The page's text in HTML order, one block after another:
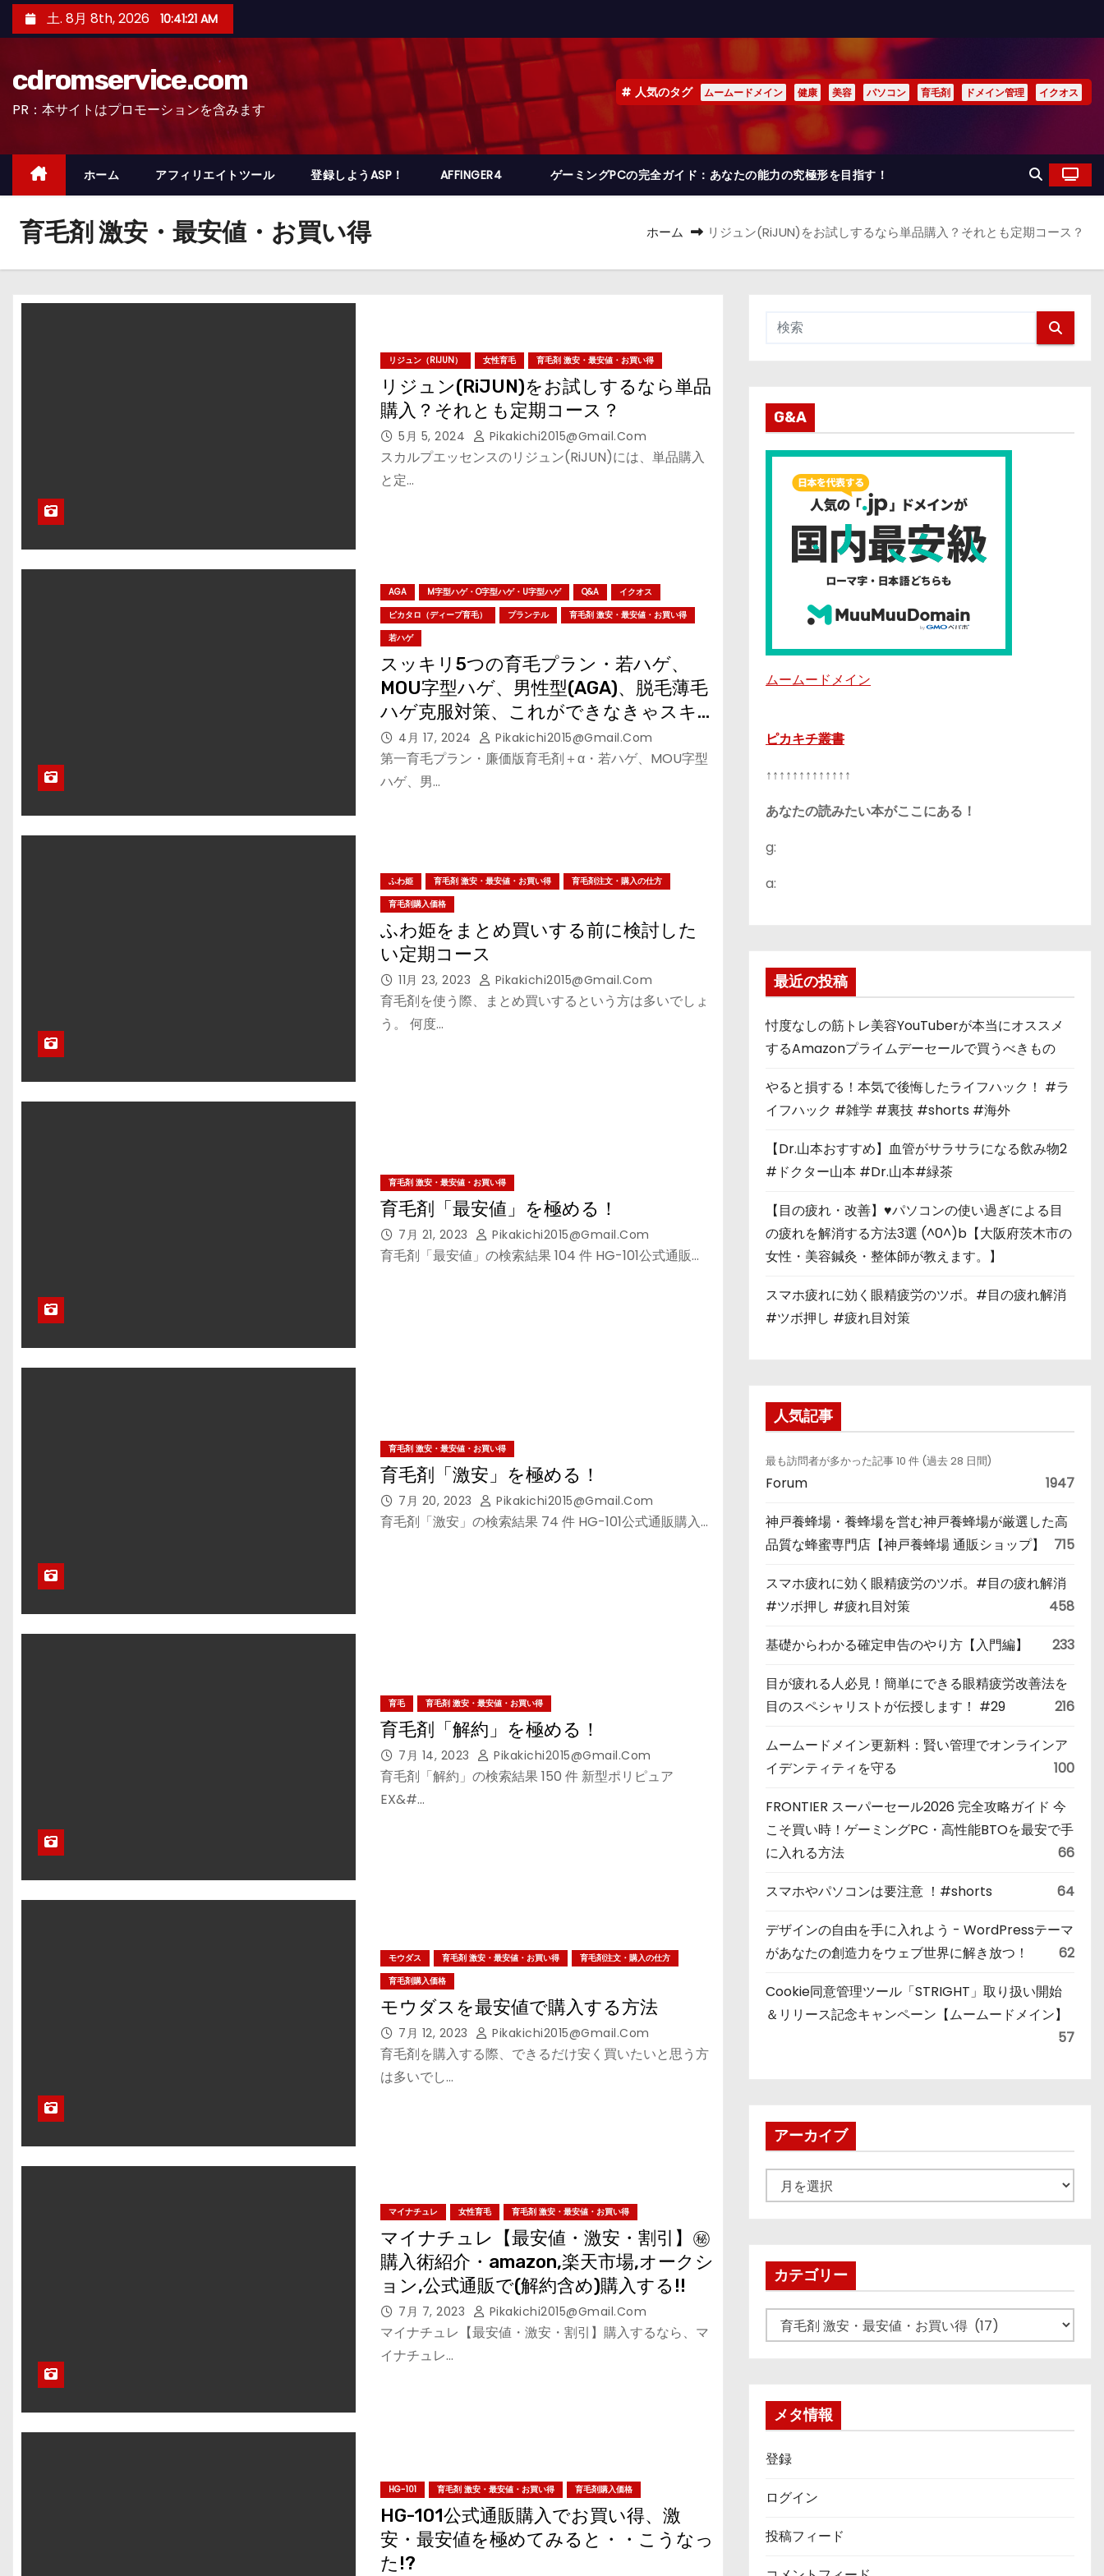
ン
ッ
土. 8月 8th, 2026 10:41:22 AM
cdromservice.com
PR：本サイトはプロモーションを含みます
人気のタグ ムームードメイン 健康 美容 パソコン 育毛剤 ドメイン管理 イクオス
ホーム アフィリエイトツール 登録しようASP！ AFFINGER4 ゲーミングPCの完全ガイド：あなたの能力の究極形を目指す！
育毛剤 激安・最安値・お買い得 ホーム リジュン(RiJUN)をお試しするなら単品購入？それとも定期コース？
リジュン（RIJUN） 女性育毛 育毛剤 激安・最安値・お買い得
リジュン(RiJUN)をお試しするなら単品
購入？それとも定期コース？
5月 5, 2024 Pikakichi2015@gmail.com
スカルプエッセンスのリジュン(RiJUN)には、単品購入
と定…
AGA M字型ハゲ・O字型ハゲ・U字型ハゲ Q&A
イクオス
ピカタロ（ディープ育毛）
プランテル
育毛剤 激安・最安値・お買い得
若ハゲ
スッキリ5つの育毛プラン・若ハゲ、
MOU字型ハゲ、男性型(AGA)、脱毛薄毛
ハゲ克服対策、これができなきゃスキ
ンヘッド
4月 17, 2024 Pikakichi2015@gmail.com
第一育毛プラン・廉価版育毛剤＋α・若ハゲ、MOU字型
ハゲ、男…
ふわ姫 育毛剤 激安・最安値・お買い得
育毛剤注文・購入の仕方
育毛剤購入価格
ふわ姫をまとめ買いする前に検討した
い定期コース
11月 23, 2023 Pikakichi2015@gmail.com
育毛剤を使う際、まとめ買いするという方は多いでしょ
う。 何度…
育毛剤 激安・最安値・お買い得
育毛剤「最安値」を極める！
7月 21, 2023 Pikakichi2015@gmail.com
育毛剤「最安値」の検索結果 104 件 HG-101公式通販…
育毛剤 激安・最安値・お買い得
育毛剤「激安」を極める！
7月 20, 2023 Pikakichi2015@gmail.com
育毛剤「激安」の検索結果 74 件 HG-101公式通販購入…
育毛 育毛剤 激安・最安値・お買い得
育毛剤「解約」を極める！
7月 14, 2023 Pikakichi2015@gmail.com
育毛剤「解約」の検索結果 150 件 新型ポリピュア
EX&#…
モウダス 育毛剤 激安・最安値・お買い得
育毛剤注文・購入の仕方
育毛剤購入価格
モウダスを最安値で購入する方法
7月 12, 2023 Pikakichi2015@gmail.com
育毛剤を購入する際、できるだけ安く買いたいと思う方
は多いでし…
マイナチュレ 女性育毛 育毛剤 激安・最安値・お買い得
マイナチュレ【最安値・激安・割引】㊙
購入術紹介・amazon,楽天市場,オークシ
ョン,公式通販で(解約含め)購入する!!
7月 7, 2023 Pikakichi2015@gmail.com
マイナチュレ【最安値・激安・割引】購入するなら、マ
イナチュレ…
HG-101 育毛剤 激安・最安値・お買い得 育毛剤購入価格
HG-101公式通販購入でお買い得、激
安・最安値を極めてみると・・こうなっ
た!?
G&A
ムームードメイン
ピカキチ叢書
↑↑↑↑↑↑↑↑↑↑↑↑↑
あなたの読みたい本がここにある！
g:
a:
最近の投稿
忖度なしの筋トレ美容YouTuberが本当にオススメ
するAmazonプライムデーセールで買うべきもの
やると損する！本気で後悔したライフハック！ #ラ
イフハック #雑学 #裏技 #shorts #海外
【Dr.山本おすすめ】血管がサラサラになる飲み物2
#ドクター山本 #Dr.山本#緑茶
【目の疲れ・改善】♥パソコンの使い過ぎによる目
の疲れを解消する方法3選 (^0^)b【大阪府茨木市の
女性・美容鍼灸・整体師が教えます。】
スマホ疲れに効く眼精疲労のツボ。#目の疲れ解消
#ツボ押し #疲れ目対策
人気記事
最も訪問者が多かった記事 10 件 (過去 28 日間)
Forum 1947
神戸養蜂場・養蜂場を営む神戸養蜂場が厳選した高
品質な蜂蜜専門店【神戸養蜂場 通販ショップ】
715
スマホ疲れに効く眼精疲労のツボ。#目の疲れ解消
#ツボ押し #疲れ目対策
458
基礎からわかる確定申告のやり方【入門編】 233
目が疲れる人必見！簡単にできる眼精疲労改善法を
目のスペシャリストが伝授します！ #29
216
ムームードメイン更新料：賢い管理でオンラインア
イデンティティを守る
100
FRONTIER スーパーセール2026 完全攻略ガイド 今
こそ買い時！ゲーミングPC・高性能BTOを最安で手
に入れる方法
66
スマホやパソコンは要注意 ！#shorts 64
デザインの自由を手に入れよう - WordPressテーマ
があなたの創造力をウェブ世界に解き放つ！
62
Cookie同意管理ツール「STRIGHT」取り扱い開始
＆リリース記念キャンペーン【ムームードメイン】
57
アーカイブ
ー
ブカテゴリー
テ
メタ情報
登録
ログイン
投稿フィード